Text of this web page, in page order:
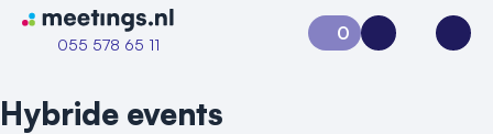
Naar home van Meetings
055 578 65 11
0
Aanvraag 0Inloggen
Hybride events